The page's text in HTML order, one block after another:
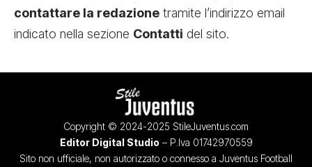
contattare la redazione tramite l’indirizzo email
indicato nella sezione Contatti del sito.
Copyright © 2024-2025 StileJuventus.com
Editor Digital Studio – P.Iva 01742970559
Sito non ufficiale, non autorizzato o connesso a Juventus Football